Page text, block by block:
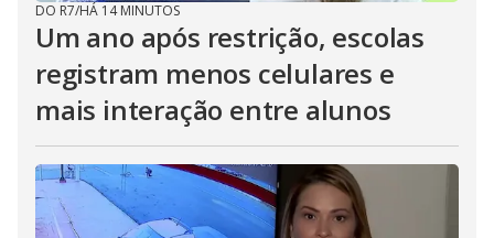
DO R7/HÁ 14 MINUTOS
Um ano após restrição, escolas
registram menos celulares e
mais interação entre alunos